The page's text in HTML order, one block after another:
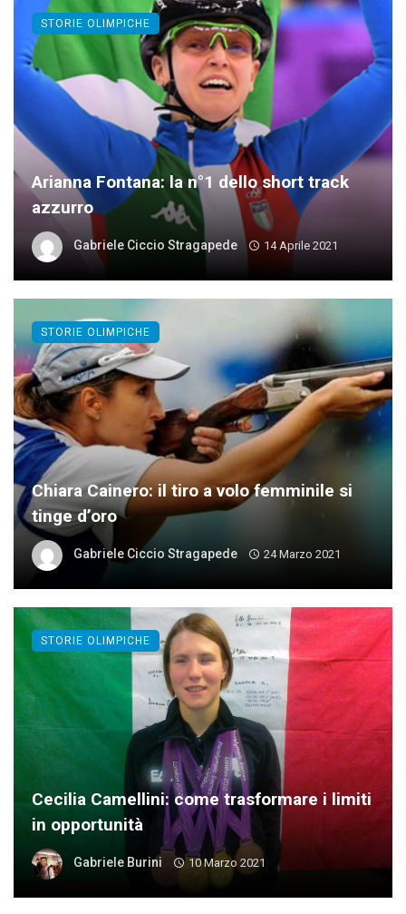
Arianna Fontana: la n°1 dello short track
azzurro
Gabriele Ciccio Stragapede 14 Aprile 2021
STORIE OLIMPICHE
Chiara Cainero: il tiro a volo femminile si
tinge d’oro
Gabriele Ciccio Stragapede 24 Marzo 2021
STORIE OLIMPICHE
Cecilia Camellini: come trasformare i limiti
in opportunità
Gabriele Burini 10 Marzo 2021
STORIE OLIMPICHE